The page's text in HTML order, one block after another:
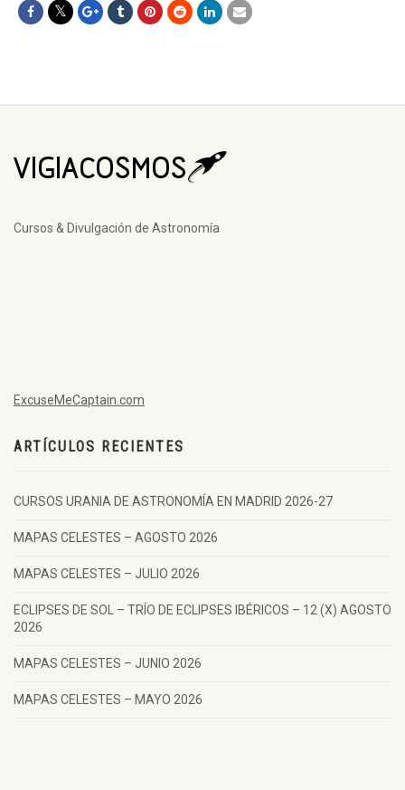
Cursos & Divulgación de Astronomía
ExcuseMeCaptain.com
ARTÍCULOS RECIENTES
CURSOS URANIA DE ASTRONOMÍA EN MADRID 2026-27
MAPAS CELESTES – AGOSTO 2026
MAPAS CELESTES – JULIO 2026
ECLIPSES DE SOL – TRÍO DE ECLIPSES IBÉRICOS – 12 (X) AGOSTO
2026
MAPAS CELESTES – JUNIO 2026
MAPAS CELESTES – MAYO 2026